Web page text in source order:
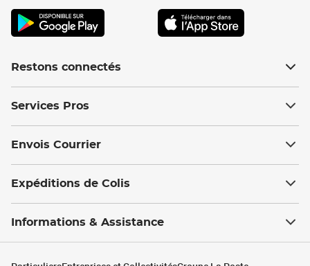
Restons connectés
Services Pros
Envois Courrier
Expéditions de Colis
Informations & Assistance